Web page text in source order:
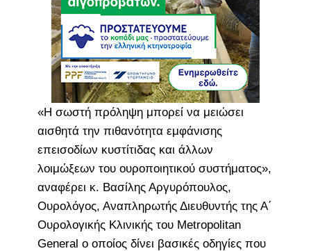
«Η σωστή πρόληψη μπορεί να μειώσει
αισθητά την πιθανότητα εμφάνισης
επεισοδίων κυστίτιδας και άλλων
λοιμώξεων του ουροποιητικού συστήματος»,
αναφέρει κ. Βασίλης Αργυρόπουλος,
Ουρολόγος, Αναπληρωτής Διευθυντής της Α΄
Ουρολογικής Κλινικής του Metropolitan
General ο οποίος δίνει βασικές οδηγίες που